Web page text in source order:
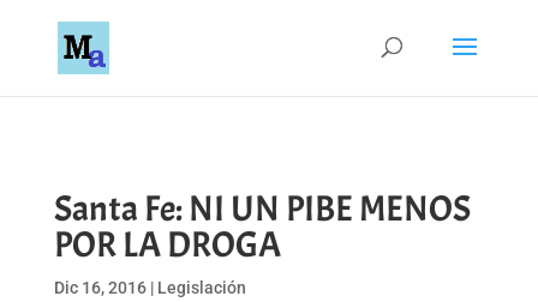
Santa Fe: NI UN PIBE MENOS
POR LA DROGA
Dic 16, 2016| Legislación